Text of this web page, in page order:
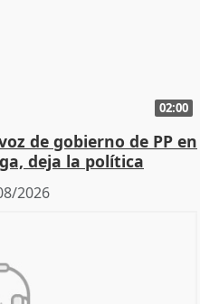
02:00
de gobierno de PP en
deja la política
2026